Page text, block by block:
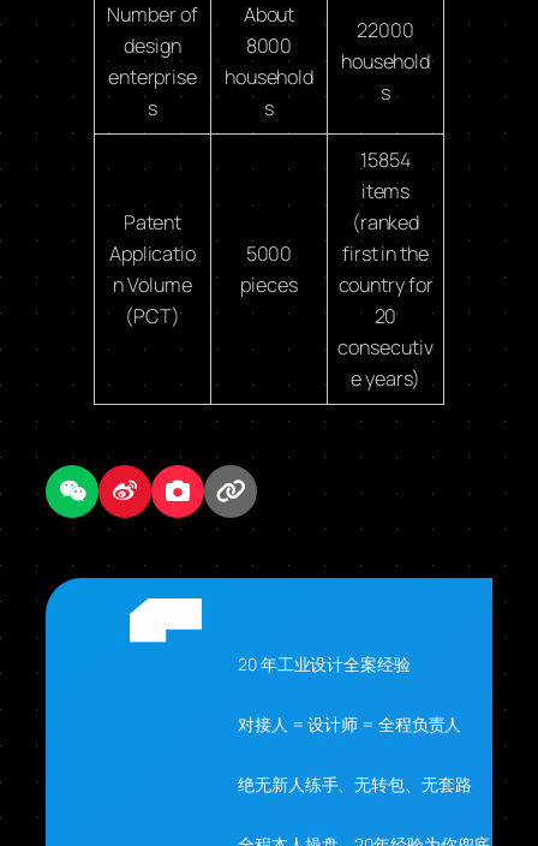
Number of
design
enterprise
s
About
8000
household
s
22000
household
s
Patent
Applicatio
n Volume
(PCT)
5000
pieces
15854
items
(ranked
first in the
country for
20
consecutiv
e years)
20 年工业设计全案经验
对接人 = 设计师 = 全程负责人
绝无新人练手、无转包、无套路